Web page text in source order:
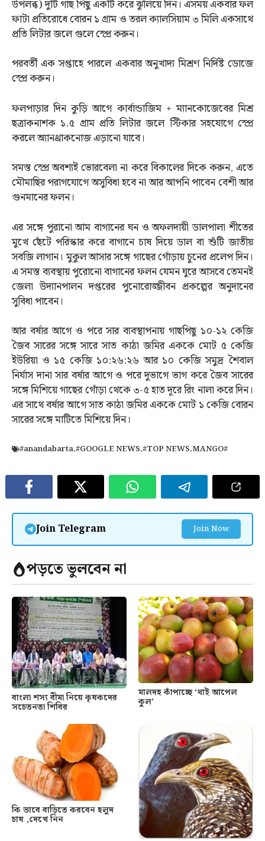
উপলব্ধ) দুটি গাছ পিছু একটি করে ঝুলিয়ে দিন। এসময় একবার ফল
ফাটা প্রতিরোধে বোরন ১ গ্রাম ও তরল ক্যালসিয়াম ৩ মিলি একসাথে
প্রতি লিটার জলে গুলে স্প্রে করুন।
পরবর্তী এক সপ্তাহে পারলে একবার অনুখাদ্য মিশ্রণ নির্দিষ্ট ডোজে
স্প্রে করুন।
ফলপাড়ার দিন কুড়ি আগে কার্বান্ডাজিম + ম্যানকোজেবের মিশ্র
ছত্রাকনাশক ১.৫ গ্রাম প্রতি লিটার জলে স্টিকার সহযোগে স্প্রে
করলে অ্যানথ্রাকনোজ এড়ানো যাবে।
সমস্ত স্প্রে অবশ্যই ভোরবেলা না করে বিকালের দিকে করুন, এতে
মৌমাছির পরাগযোগে অসুবিধা হবে না আর আপনি পাবেন বেশী আর
গুনমানের ফলন।
এর সঙ্গে পুরানো আম বাগানের ঘন ও অফলদায়ী ডালপালা শীতের
মুখে ছেঁটে পরিস্কার করে বাগানে চাষ দিয়ে ডাল বা শুঁটি জাতীয়
সবজি লাগান। মুকুল আসার সঙ্গে গাছের গোঁড়ায় চুনের প্রলেপ দিন।
এ সমস্ত ব্যবস্থায় পুরোনো বাগানের ফলন যেমন ঘুরে আসবে তেমনই
জেলা উদ্যানপালন দপ্তরের পুনোরোজ্জীবন প্রকল্পের অনুদানের
সুবিধা পাবেন।
আর বর্ষার আগে ও পরে সার ব্যবস্থাপনায় গাছপিছু ১০-১২ কেজি
জৈব সারের সঙ্গে সারে সাত কাঠা জমির এককে মোট ৫ কেজি
ইউরিয়া ও ১৫ কেজি ১০:২৬:২৬ আর ১০ কেজি সমুদ্র শৈবাল
নির্যাস দানা সার বর্ষার আগে ও পরে দুভাগে ভাগ করে জৈব সারের
সঙ্গে মিশিয়ে গাছের গোঁড়া থেকে ৩-৫ হাত দূরে রিং নালা করে দিন।
এর সাথে বর্ষার আগে সাত কাঠা জমির এককে মোট ১ কেজি বোরন
সারের সঙ্গে মাটিতে মিশিয়ে দিন।
#anandabarta,#GOOGLE NEWS,#TOP NEWS,MANGO#
Join Telegram Join Now
পড়তে ভুলবেন না
বাংলা শস্য বীমা নিয়ে কৃষকদের
সচেতনতা শিবির
মালদহ কাঁপাচ্ছে ‘থাই আপেল
কুল’
কি ভাবে বাড়িতে করবেন হলুদ
চাষ ,দেখে নিন